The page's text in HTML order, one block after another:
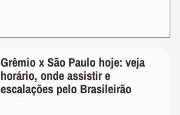
Grêmio x São Paulo hoje: veja
horário, onde assistir e
escalações pelo Brasileirão